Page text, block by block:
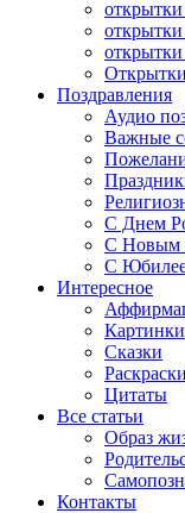
Поздравления
Аудио
Важные
С Днем
С Новым
С
Интересное
Картинки
Сказки
Раскраски
Цитаты
Все статьи
Образ
Контакты